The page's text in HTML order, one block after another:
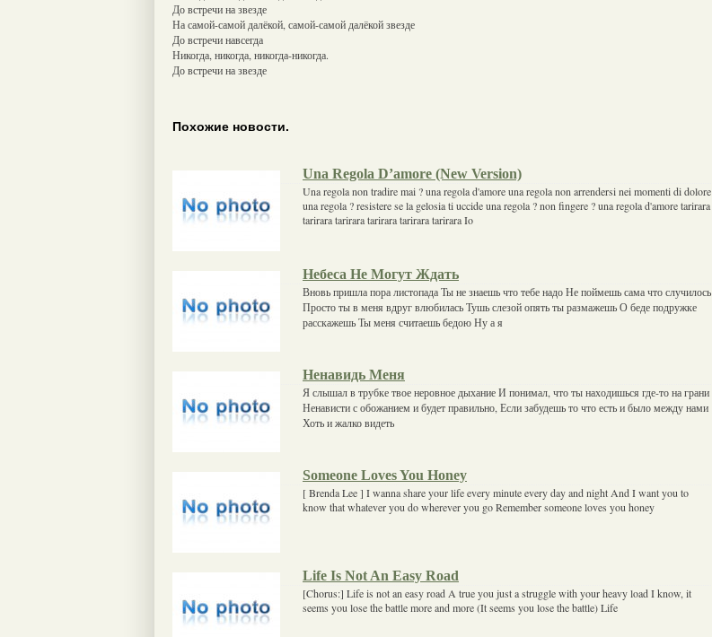
До встречи на звезде
На самой-самой далёкой, самой-самой далёкой звезде
До встречи навсегда
Никогда, никогда, никогда-никогда.
До встречи на звезде
Похожие новости.
Una Regola D’amore (New Version)
Una regola non tradire mai ? una regola d'amore una regola non arrendersi nei momenti di dolore
una regola ? resistere se la gelosia ti uccide una regola ? non fingere ? una regola d'amore tarirara
tarirara tarirara tarirara tarirara tarirara Io
Небеса Не Могут Ждать
Вновь пришла пора листопада Ты не знаешь что тебе надо Не поймешь сама что случилось
Просто ты в меня вдруг влюбилась Тушь слезой опять ты размажешь О беде подружке
расскажешь Ты меня считаешь бедою Ну а я
Ненавидь Меня
Я слышал в трубке твое неровное дыхание И понимал, что ты находишься где-то на грани
Ненависти с обожанием и будет правильно, Если забудешь то что есть и было между нами
Хоть и жалко видеть
Someone Loves You Honey
[ Brenda Lee ] I wanna share your life every minute every day and night And I want you to
know that whatever you do wherever you go Remember someone loves you honey
Life Is Not An Easy Road
[Chorus:] Life is not an easy road A true you just a struggle with your heavy load I know, it
seems you lose the battle more and more (It seems you lose the battle) Life